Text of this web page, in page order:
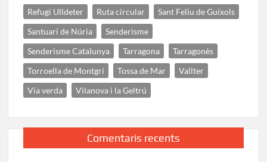
Refugi Ulldeter
Ruta circular
Sant Feliu de Guíxols
Santuari de Núria
Senderisme
Senderisme Catalunya
Tarragona
Tarragonès
Torroella de Montgrí
Tossa de Mar
Vallter
Via verda
Vilanova i la Geltrú
Comentaris recents